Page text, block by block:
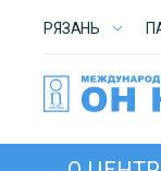
РЯЗАНЬ